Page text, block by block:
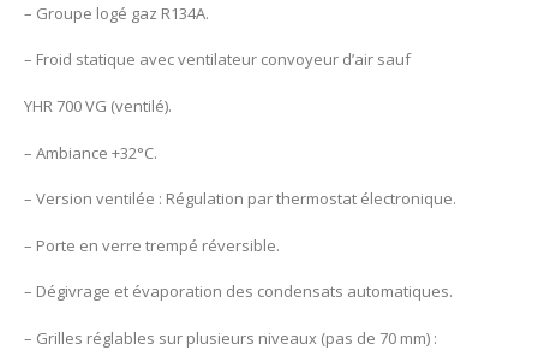
– Groupe logé gaz R134A.
– Froid statique avec ventilateur convoyeur d’air sauf
YHR 700 VG (ventilé).
– Ambiance +32°C.
– Version ventilée : Régulation par thermostat électronique.
– Porte en verre trempé réversible.
– Dégivrage et évaporation des condensats automatiques.
– Grilles réglables sur plusieurs niveaux (pas de 70 mm) :